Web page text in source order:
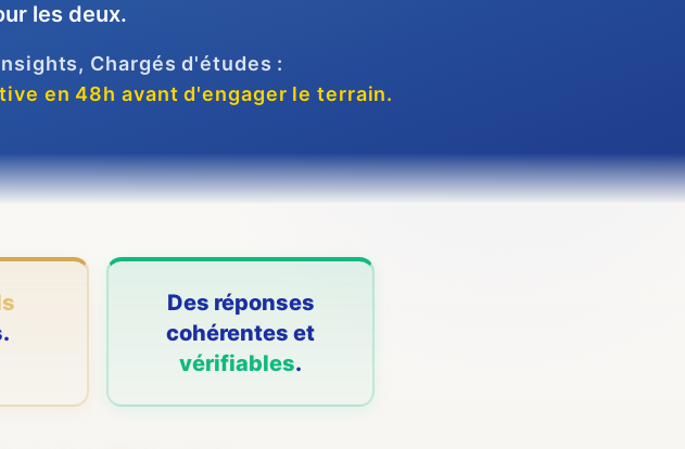
les deux.
Chargés d'études :
en 48h avant d'engager le terrain.
Des réponses
cohérentes et
vérifiables.